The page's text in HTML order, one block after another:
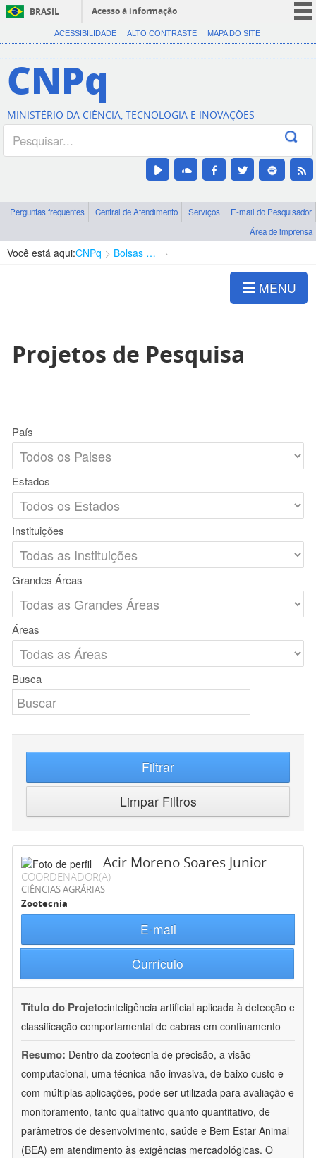
BRASIL
Acesso à informação
CORONAVÍRUS (COVID-19)
Canais
ACESSIBILIDADE ALTO CONTRASTE MAPA DO SITE
CNPq
MINISTÉRIO DA CIÊNCIA, TECNOLOGIA E INOVAÇÕES
Perguntas frequentes Central de Atendimento Serviços
E-mail do Pesquisador
Área de imprensa
Você está aqui:CNPq Bolsas e Auxílios Vigentes
MENU
Projetos de Pesquisa
País
Estados
Instituições
Grandes Áreas
Áreas
Busca
Filtrar
Limpar Filtros
Acir Moreno Soares Junior
COORDENADOR(A)
CIÊNCIAS AGRÁRIAS
Zootecnia
E-mail
Currículo
Título do Projeto:inteligência artificial aplicada à detecção e
classificação comportamental de cabras em confinamento
Resumo: Dentro da zootecnia de precisão, a visão
computacional, uma técnica não invasiva, de baixo custo e
com múltiplas aplicações, pode ser utilizada para avaliação e
monitoramento, tanto qualitativo quanto quantitativo, de
parâmetros de desenvolvimento, saúde e Bem Estar Animal
(BEA) em atendimento às exigências mercadológicas. O